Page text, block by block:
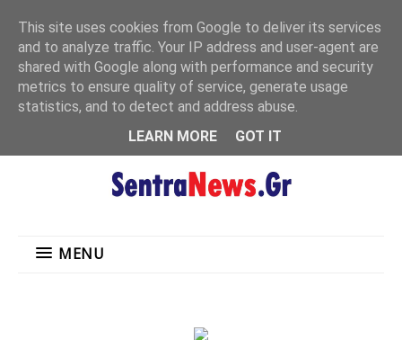
MENU
MENU
This site uses cookies from Google to deliver its services
and to analyze traffic. Your IP address and user-agent are
shared with Google along with performance and security
metrics to ensure quality of service, generate usage
statistics, and to detect and address abuse.
LEARN MORE
GOT IT